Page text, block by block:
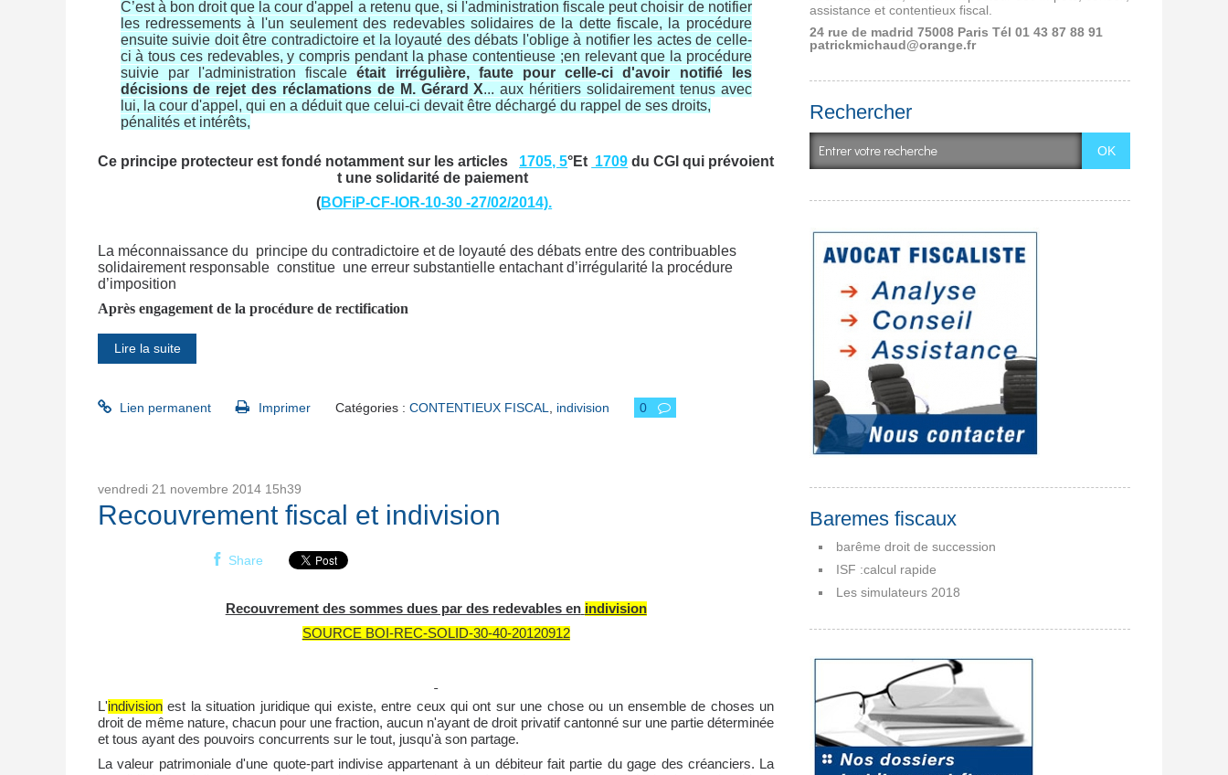
C’est à bon droit que la cour d'appel a retenu que, si l'administration fiscale peut choisir de notifier
les redressements à l'un seulement des redevables solidaires de la dette fiscale, la procédure
ensuite suivie doit être contradictoire et la loyauté des débats l'oblige à notifier les actes de celle-
ci à tous ces redevables, y compris pendant la phase contentieuse ;en relevant que la procédure
suivie par l'administration fiscaleétait irrégulière, faute pour celle-ci d'avoir notifié les
décisions de rejetdes réclamations de M. Gérard X... aux héritiers solidairement tenus avec
lui, la cour d'appel, qui en a déduit que celui-ci devait être déchargé du rappel de ses droits,
pénalités et intérêts,
Ce principe protecteur est fondé notamment sur les articles 1705, 5°Et 1709 du CGI qui prévoient
t une solidarité de paiement
(BOFiP-CF-IOR-10-30 -27/02/2014).
La méconnaissance du principe du contradictoire et de loyauté des débats entre des contribuables
solidairement responsable constitue une erreur substantielle entachant d’irrégularité la procédure
d’imposition
Après engagement de la procédure de rectification
Lire la suite
Lien permanent Imprimer Catégories : CONTENTIEUX FISCAL, indivision 0
vendredi 21 novembre 2014 15h39
Recouvrement fiscal et indivision
Share
Recouvrement des sommes dues par des redevables en indivision
SOURCE BOI-REC-SOLID-30-40-20120912
L'indivision est la situation juridique qui existe, entre ceux qui ont sur une chose ou un ensemble de choses un
droit de même nature, chacun pour une fraction, aucun n'ayant de droit privatif cantonné sur une partie déterminée
et tous ayant des pouvoirs concurrents sur le tout, jusqu'à son partage.
La valeur patrimoniale d'une quote-part indivise appartenant à un débiteur fait partie du gage des créanciers. La
assistance et contentieux fiscal.
24 rue de madrid 75008 ParisTél 01 43 87 88 91
patrickmichaud@orange.fr
Rechercher
Baremes fiscaux
barême droit de succession
ISF :calcul rapide
Les simulateurs 2018